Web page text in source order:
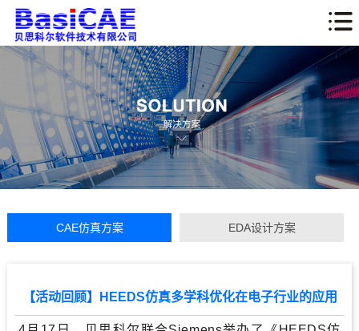
CAE仿真方案 EDA设计方案
【活动回顾】HEEDS仿真多学科优化在电子行业的应用